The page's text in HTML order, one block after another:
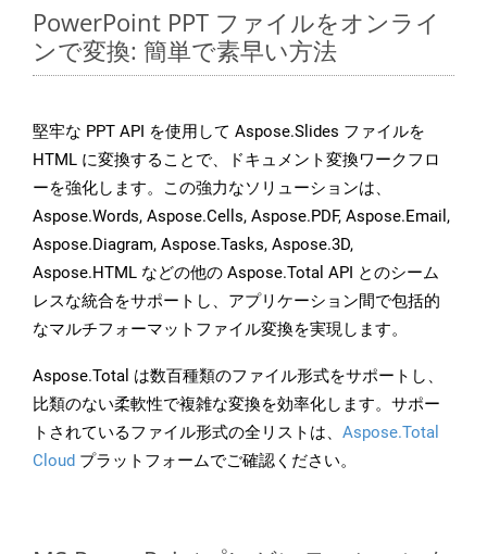
PowerPoint PPT ファイルをオンライ
ンで変換: 簡単で素早い方法
堅牢な PPT API を使用して Aspose.Slides ファイルを
HTML に変換することで、ドキュメント変換ワークフロ
ーを強化します。この強力なソリューションは、
Aspose.Words, Aspose.Cells, Aspose.PDF, Aspose.Email,
Aspose.Diagram, Aspose.Tasks, Aspose.3D,
Aspose.HTML などの他の Aspose.Total API とのシーム
レスな統合をサポートし、アプリケーション間で包括的
なマルチフォーマットファイル変換を実現します。
Aspose.Total は数百種類のファイル形式をサポートし、
比類のない柔軟性で複雑な変換を効率化します。サポー
トされているファイル形式の全リストは、 Aspose.Total
Cloud プラットフォームでご確認ください。